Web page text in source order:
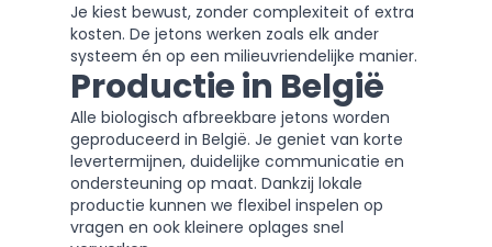
Je kiest bewust, zonder complexiteit of extra
kosten. De jetons werken zoals elk ander
systeem én op een milieuvriendelijke manier.
Productie in België
Alle biologisch afbreekbare jetons worden
geproduceerd in België. Je geniet van korte
levertermijnen, duidelijke communicatie en
ondersteuning op maat. Dankzij lokale
productie kunnen we flexibel inspelen op
vragen en ook kleinere oplages snel